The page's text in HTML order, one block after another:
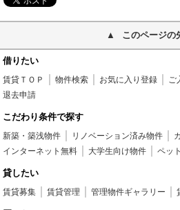
このページの
借りたい
賃貸ＴＯＰ 物件検索 お気に入り登録
ご
退去申請
こだわり条件で探す
新築・築浅物件 リノベーション済み物件
インターネット無料
大学生向け物件 ペッ
貸したい
賃貸募集 賃貸管理 管理物件ギャラリー